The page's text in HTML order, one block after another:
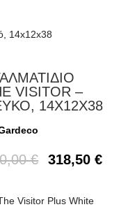
VISITOR –
14X12X38
€ 318,50€
Visitor Plus White